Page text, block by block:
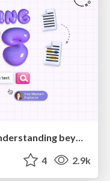
4 2.9k